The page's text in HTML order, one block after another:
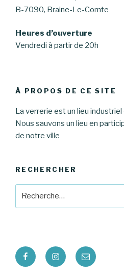
B-7090, Braine-Le-Comte
Heures d’ouverture
Vendredi à partir de 20h
À PROPOS DE CE SITE
La verrerie est un lieu
Nous sauvons un lieu en
de notre ville
RECHERCHER
FacebookInstagram
E-
mail